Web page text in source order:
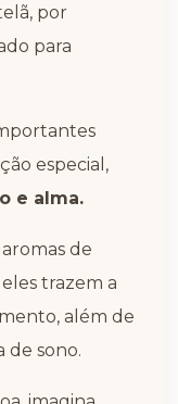
por
para
especial,
e alma.
de
trazem a
além de
de sono.